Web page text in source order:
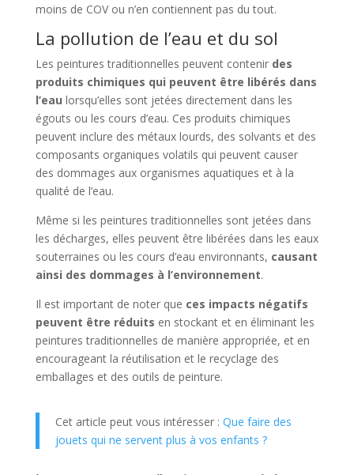
moins de COV ou n’en contiennent pas du tout.
La pollution de l’eau et du sol
Les peintures traditionnelles peuvent contenir des
produits chimiques qui peuvent être libérés dans
l’eau lorsqu’elles sont jetées directement dans les
égouts ou les cours d’eau. Ces produits chimiques
peuvent inclure des métaux lourds, des solvants et des
composants organiques volatils qui peuvent causer
des dommages aux organismes aquatiques et à la
qualité de l’eau.
Même si les peintures traditionnelles sont jetées dans
les décharges, elles peuvent être libérées dans les eaux
souterraines ou les cours d’eau environnants, causant
ainsi des dommages à l’environnement.
Il est important de noter que ces impacts négatifs
peuvent être réduits en stockant et en éliminant les
peintures traditionnelles de manière appropriée, et en
encourageant la réutilisation et le recyclage des
emballages et des outils de peinture.
Cet article peut vous intéresser : Que faire des
jouets qui ne servent plus à vos enfants ?